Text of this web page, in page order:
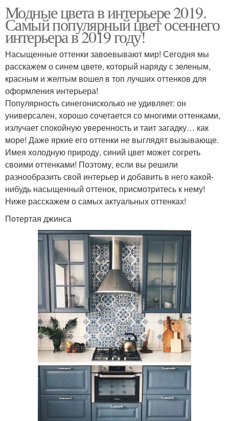
Модные цвета в интерьере 2019.
Самый популярный цвет осеннего
интерьера в 2019 году!
Насыщенные оттенки завоевывают мир! Сегодня мы
расскажем о синем цвете, который наряду с зеленым,
красным и желтым вошел в топ лучших оттенков для
оформления интерьера!
Популярность синегонисколько не удивляет: он
универсален, хорошо сочетается со многими оттенками,
излучает спокойную уверенность и таит загадку… как
море! Даже яркие его оттенки не выглядят вызывающе.
Имея холодную природу, синий цвет может согреть
своими оттенками! Поэтому, если вы решили
разнообразить свой интерьер и добавить в него какой-
нибудь насыщенный оттенок, присмотритесь к нему!
Ниже расскажем о самых актуальных оттенках!
Потертая джинса